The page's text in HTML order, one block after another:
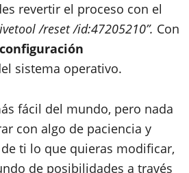
revertir el proceso con el
/reset /id:47205210”. Con
sistema operativo.
fácil del mundo, pero nada
con algo de paciencia y
ti lo que quieras modificar,
de posibilidades a través